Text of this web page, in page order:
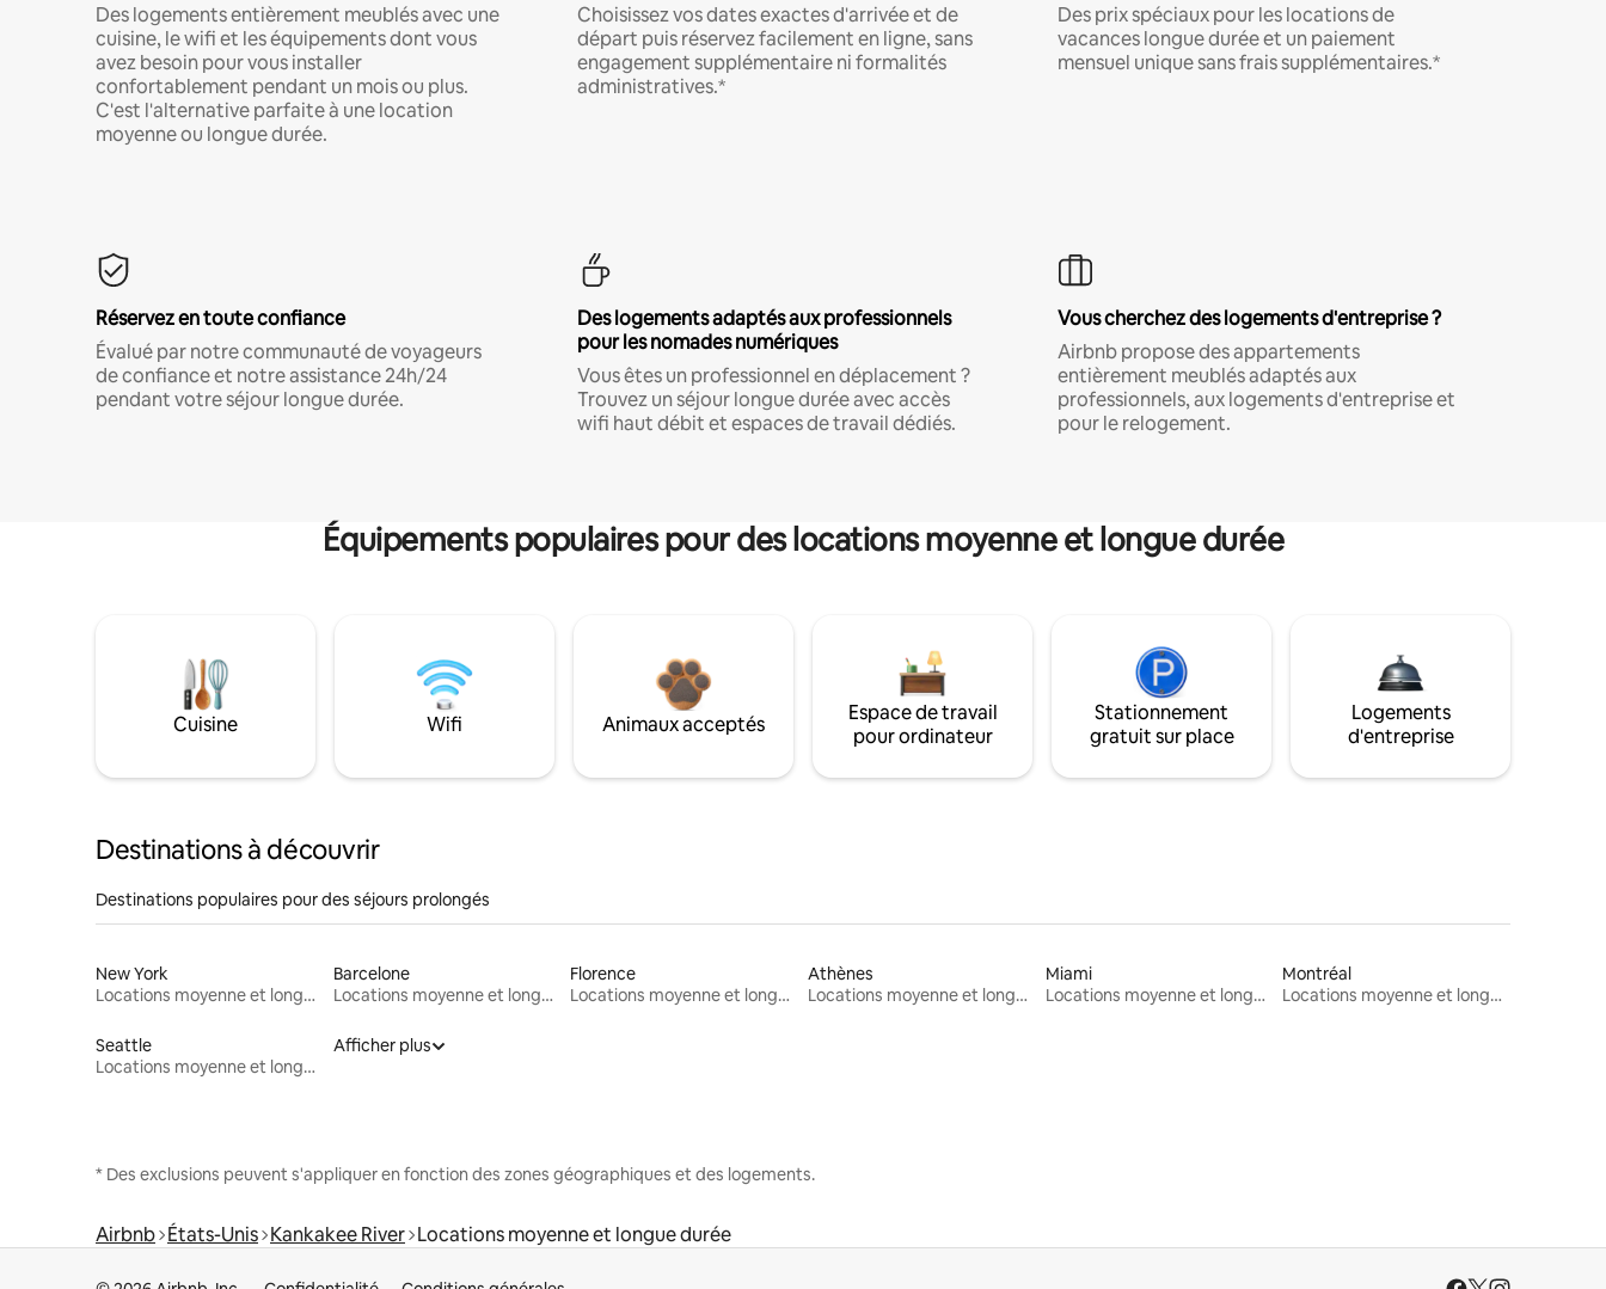
Des logements entièrement meublés avec une
cuisine, le wifi et les équipements dont vous
avez besoin pour vous installer
confortablement pendant un mois ou plus.
C'est l'alternative parfaite à une location
moyenne ou longue durée.
Choisissez vos dates exactes d'arrivée et de
départ puis réservez facilement en ligne, sans
engagement supplémentaire ni formalités
administratives.*
Des prix spéciaux pour les locations de
vacances longue durée et un paiement
mensuel unique sans frais supplémentaires.*
Réservez en toute confiance
Évalué par notre communauté de voyageurs
de confiance et notre assistance 24h/24
pendant votre séjour longue durée.
Des logements adaptés aux professionnels
pour les nomades numériques
Vous êtes un professionnel en déplacement ?
Trouvez un séjour longue durée avec accès
wifi haut débit et espaces de travail dédiés.
Vous cherchez des logements d'entreprise ?
Airbnb propose des appartements
entièrement meublés adaptés aux
professionnels, aux logements d'entreprise et
pour le relogement.
Équipements populaires pour des locations moyenne et longue durée
Cuisine Wifi Animaux acceptés
Espace de travail
pour ordinateur
Stationnement
gratuit sur place
Logements
d'entreprise
Destinations à découvrir
Destinations populaires pour des séjours prolongés
New York
Locations moyenne et longue durée
Barcelone
Locations moyenne et longue durée
Florence
Locations moyenne et longue durée
Athènes
Locations moyenne et longue durée
Miami
Locations moyenne et longue durée
Montréal
Locations moyenne et longue durée
Seattle
Locations moyenne et longue durée
Afficher plus
* Des exclusions peuvent s'appliquer en fonction des zones géographiques et des logements.
Airbnb États-Unis Kankakee River Locations moyenne et longue durée